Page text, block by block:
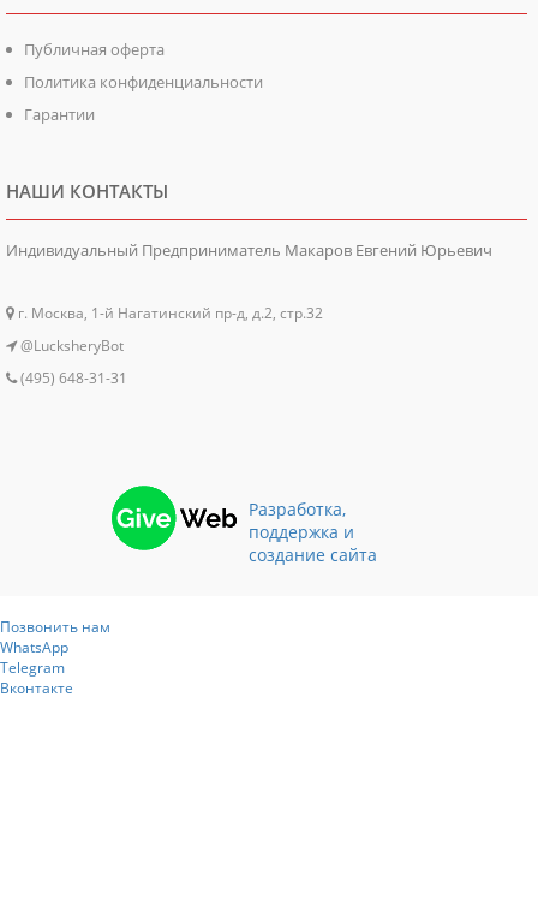
Публичная оферта
Политика конфиденциальности
Гарантии
НАШИ КОНТАКТЫ
Индивидуальный Предприниматель Макаров Евгений Юрьевич
г. Москва, 1-й Нагатинский пр-д, д.2, стр.32
@LucksheryBot
(495) 648-31-31
Разработка,
поддержка и
создание сайта
Позвонить нам
WhatsApp
Telegram
Вконтакте